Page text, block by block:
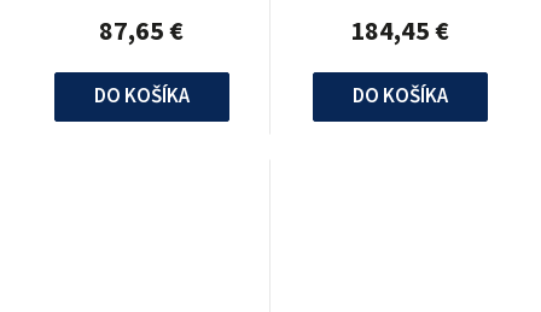
87,65 €
DO KOŠÍKA
184,45 €
DO KOŠÍKA